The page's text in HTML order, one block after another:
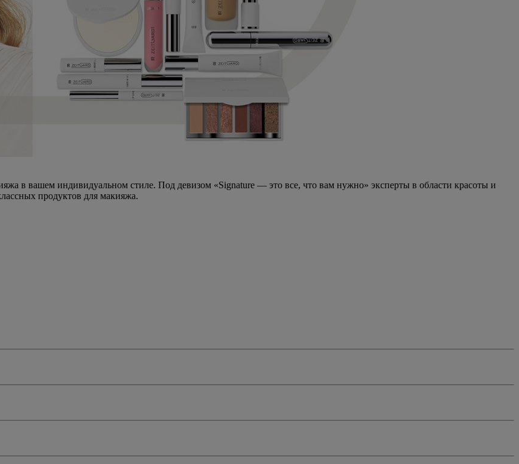
в вашем индивидуальном стиле. Под девизом «Signature — это все, что вам нужно» эксперты в области красоты и
продуктов для макияжа.